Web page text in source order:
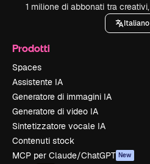
1 milione di abbonati tra
Italiano
Prodotti
Spaces
Assistente IA
Generatore di immagini IA
Generatore di video IA
Sintetizzatore vocale IA
Contenuti stock
MCP per Claude/ChatGPT New